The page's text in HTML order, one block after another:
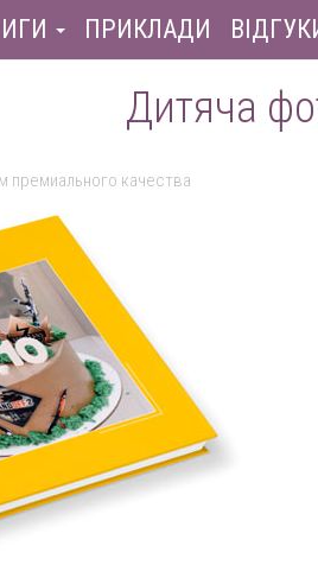
ПРИКЛАДИ
Дитяча
премиального качества